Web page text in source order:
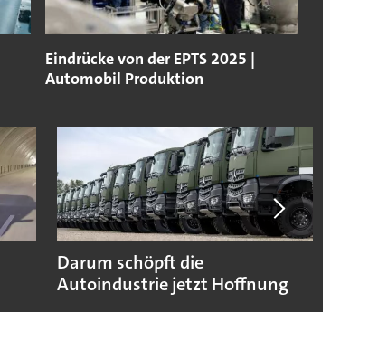
Eindrücke von der EPTS 2025 |
Automobil Produktion
Darum schöpft die
Autoindustrie jetzt Hoffnung